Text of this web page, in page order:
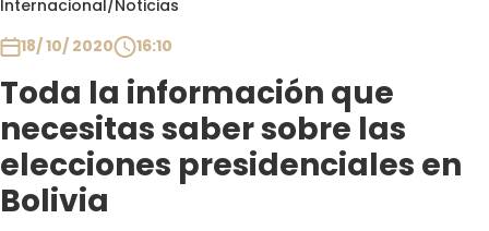
Internacional/Noticias
18/ 10/ 2020
16:10
Toda la información que
necesitas saber sobre las
elecciones presidenciales en
Bolivia
Club De La Comedia
Contigo en Directo
Plan Perfecto
El Tiempo
Sabingo
Todos Los Programas